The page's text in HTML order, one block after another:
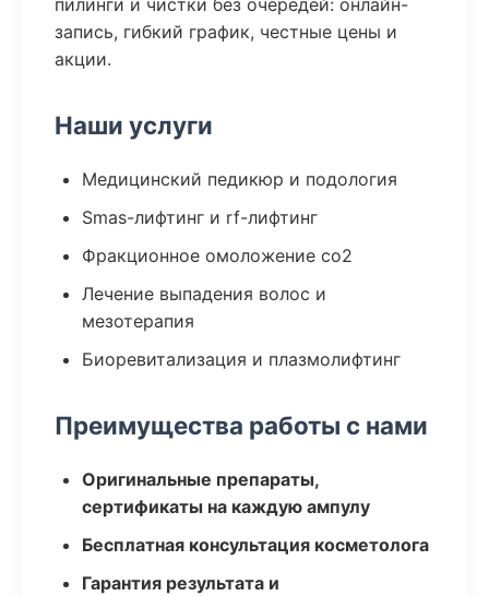
пилинги и чистки без очередей: онлайн-
запись, гибкий график, честные цены и
акции.
Наши услуги
Медицинский педикюр и подология
Smas-лифтинг и rf-лифтинг
Фракционное омоложение co2
Лечение выпадения волос и
мезотерапия
Биоревитализация и плазмолифтинг
Преимущества работы с нами
Оригинальные препараты,
сертификаты на каждую ампулу
Бесплатная консультация косметолога
Гарантия результата и